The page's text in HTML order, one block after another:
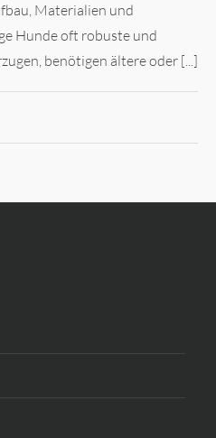
Materialien und
Hunde oft robuste und
benötigen ältere oder [...]